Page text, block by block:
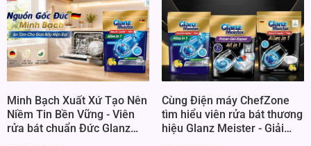
Minh Bạch Xuất Xứ Tạo Nên
Niềm Tin Bền Vững - Viên
rửa bát chuẩn Đức Glanz
Cùng Điện máy ChefZone
tìm hiểu viên rửa bát thương
hiệu Glanz Meister - Giải